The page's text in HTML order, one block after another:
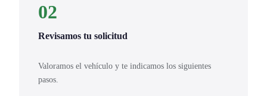
02
Revisamos tu solicitud
Valoramos el vehículo y te indicamos los siguientes
pasos.